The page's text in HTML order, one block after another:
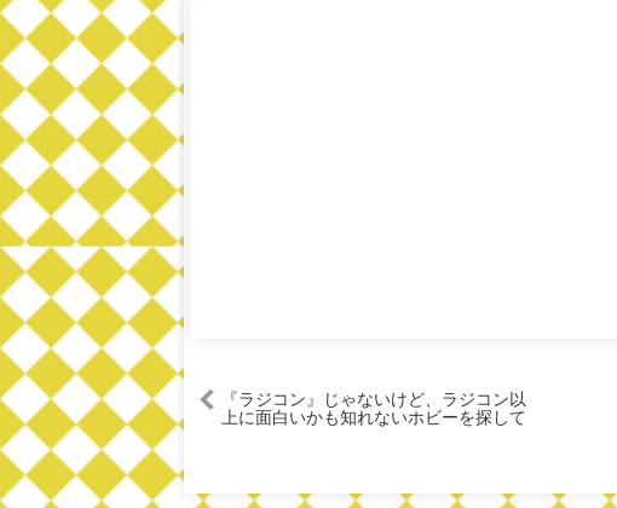
『ラジコン』じゃないけど、ラジコン以
上に面白いかも知れないホビーを探して